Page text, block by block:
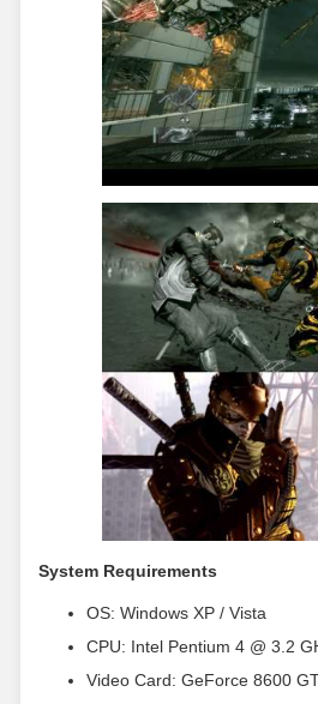
System Requirements
OS: Windows XP / Vista
CPU: Intel Pentium 4 @ 3.2
Video Card: GeForce 8600